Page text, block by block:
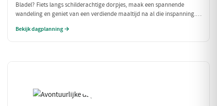
Bladel? Fiets langs schilderachtige dorpjes, maak een spannende
wandeling en geniet van een verdiende maaltijd na al die inspanning.
buiten zijn houdt!
Bekijk dagplanning →